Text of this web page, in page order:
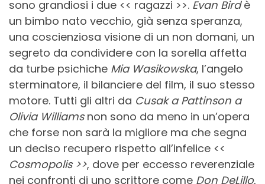
sono grandiosi i due << ragazzi >>. Evan Birdè
un bimbo nato vecchio, già senza speranza,
una coscienziosa visione di un non domani, un
segreto da condividere con la sorella affetta
da turbe psichiche Mia Wasikowska, l’angelo
sterminatore, il bilanciere del film, il suo stesso
motore. Tutti gli altri da Cusak a Pattinson a
Olivia Williamsnon sono da meno in un’opera
che forse non sarà la migliore ma che segna
un deciso recupero rispetto all’infelice <<
Cosmopolis >>, dove per eccesso reverenziale
nei confronti di uno scrittore come Don DeLillo,